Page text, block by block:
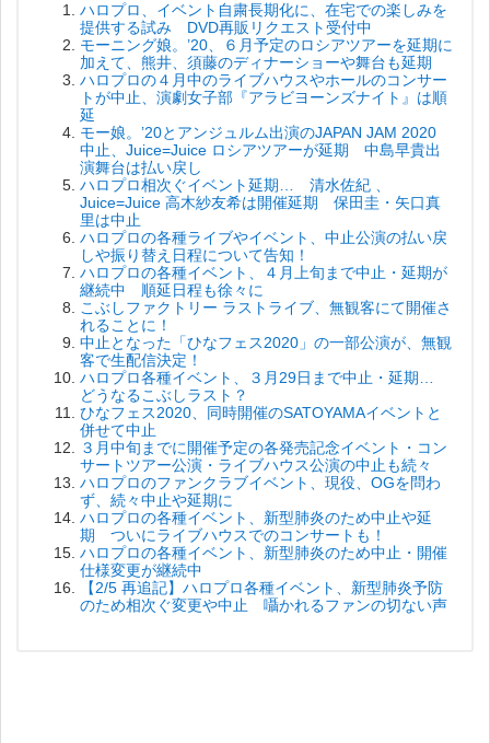
ハロプロ、イベント自粛長期化に、在宅での楽しみを
提供する試み DVD再販リクエスト受付中
モーニング娘。’20、６月予定のロシアツアーを延期に
加えて、熊井、須藤のディナーショーや舞台も延期
ハロプロの４月中のライブハウスやホールのコンサー
トが中止、演劇女子部『アラビヨーンズナイト』は順
延
モー娘。’20とアンジュルム出演のJAPAN JAM 2020
中止、Juice=Juice ロシアツアーが延期 中島早貴出
演舞台は払い戻し
ハロプロ相次ぐイベント延期… 清水佐紀 、
Juice=Juice 高木紗友希は開催延期 保田圭・矢口真
里は中止
ハロプロの各種ライブやイベント、中止公演の払い戻
しや振り替え日程について告知！
ハロプロの各種イベント、４月上旬まで中止・延期が
継続中 順延日程も徐々に
こぶしファクトリー ラストライブ、無観客にて開催さ
れることに！
中止となった「ひなフェス2020」の一部公演が、無観
客で生配信決定！
ハロプロ各種イベント、３月29日まで中止・延期…
どうなるこぶしラスト？
ひなフェス2020、同時開催のSATOYAMAイベントと
併せて中止
３月中旬までに開催予定の各発売記念イベント・コン
サートツアー公演・ライブハウス公演の中止も続々
ハロプロのファンクラブイベント、現役、OGを問わ
ず、続々中止や延期に
ハロプロの各種イベント、新型肺炎のため中止や延
期 ついにライブハウスでのコンサートも！
ハロプロの各種イベント、新型肺炎のため中止・開催
仕様変更が継続中
【2/5 再追記】ハロプロ各種イベント、新型肺炎予防
のため相次ぐ変更や中止 囁かれるファンの切ない声